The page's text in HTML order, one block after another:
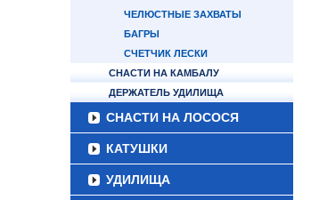
ЧЕЛЮСТНЫЕ ЗАХВАТЫ
БАГРЫ
СЧЕТЧИК ЛЕСКИ
СНАСТИ НА КАМБАЛУ
ДЕРЖАТЕЛЬ УДИЛИЩА
СНАСТИ НА ЛОСОСЯ
КАТУШКИ
УДИЛИЩА